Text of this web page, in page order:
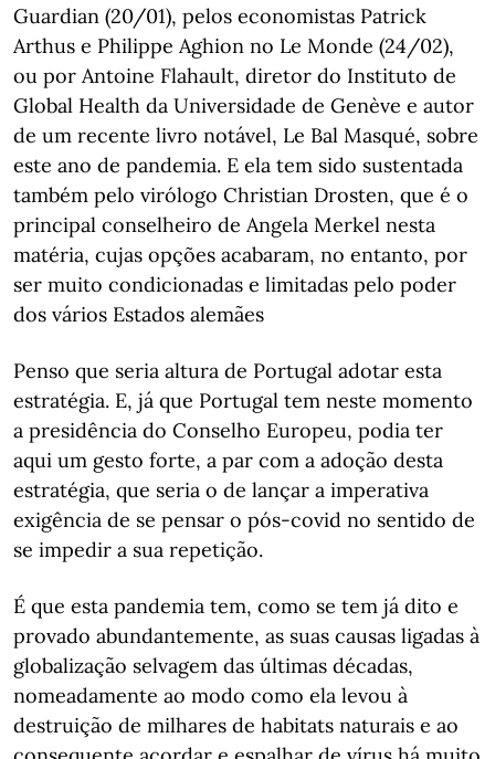
Guardian (20/01), pelos economistas Patrick
Arthus e Philippe Aghion no Le Monde (24/02),
ou por Antoine Flahault, diretor do Instituto de
Global Health da Universidade de Genève e autor
de um recente livro notável, Le Bal Masqué, sobre
este ano de pandemia. E ela tem sido sustentada
também pelo virólogo Christian Drosten, que é o
principal conselheiro de Angela Merkel nesta
matéria, cujas opções acabaram, no entanto, por
ser muito condicionadas e limitadas pelo poder
dos vários Estados alemães
Penso que seria altura de Portugal adotar esta
estratégia. E, já que Portugal tem neste momento
a presidência do Conselho Europeu, podia ter
aqui um gesto forte, a par com a adoção desta
estratégia, que seria o de lançar a imperativa
exigência de se pensar o pós-covid no sentido de
se impedir a sua repetição.
É que esta pandemia tem, como se tem já dito e
provado abundantemente, as suas causas ligadas à
globalização selvagem das últimas décadas,
nomeadamente ao modo como ela levou à
destruição de milhares de habitats naturais e ao